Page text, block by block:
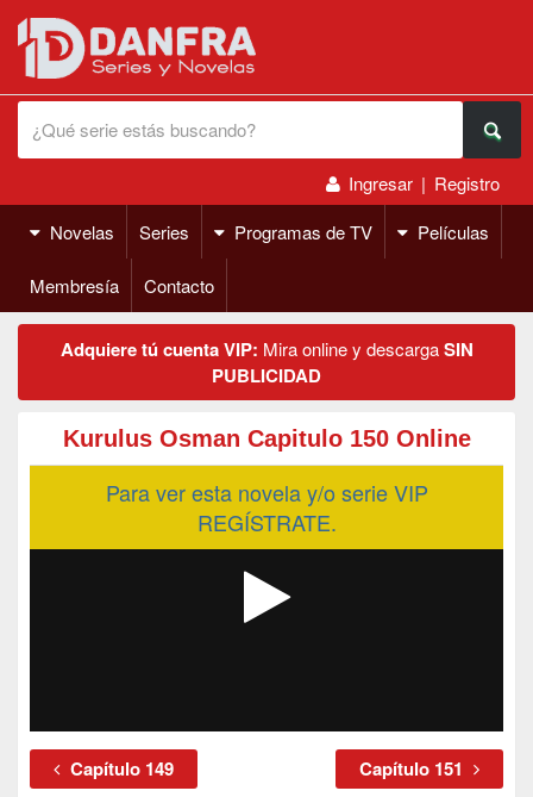
Ingresar | Registro
Novelas
Series Programas de TV Películas
Membresía Contacto
Adquiere tú cuenta VIP: Mira online y descargaSIN
PUBLICIDAD
Kurulus Osman Capitulo 150 Online
Para ver esta novela y/o serie VIP
REGÍSTRATE.
Capítulo 149 Capítulo 151